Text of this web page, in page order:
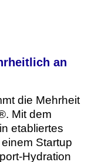
an
die Mehrheit
Mit dem
etabliertes
Startup
Hydration